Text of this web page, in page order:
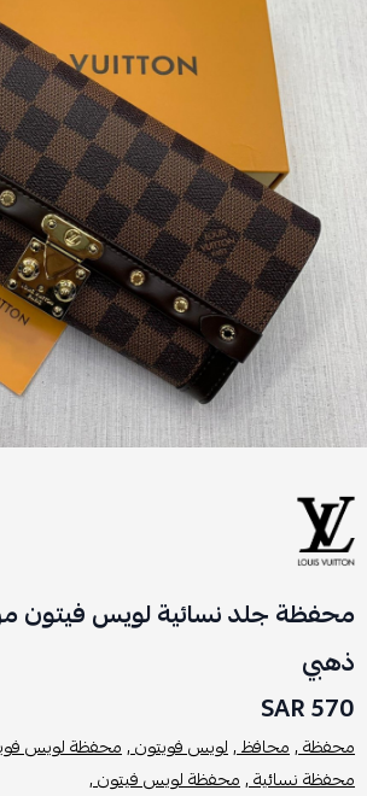
محفظة جلد نسائية لويس فيتون
ذهبي
570 SAR
محفظة ,محافظ ,لويس فويتون ,محفظة لويس
محفظة نسائية ,محفظة لويس فيتون ,